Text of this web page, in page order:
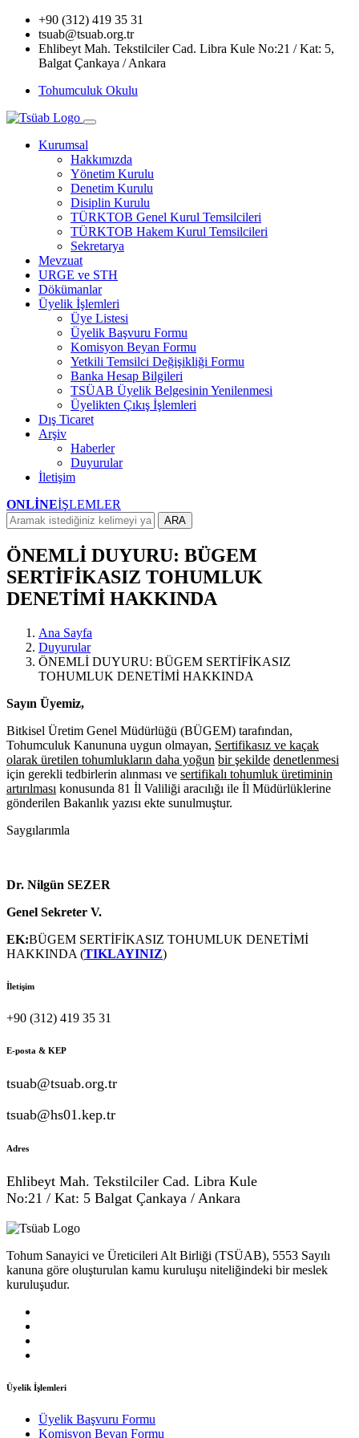
+90 (312) 419 35 31
tsuab@tsuab.org.tr
Ehlibeyt Mah. Tekstilciler Cad. Libra Kule No:21 / Kat: 5,
Balgat Çankaya / Ankara
Tohumculuk Okulu
Kurumsal
Hakkımızda
Yönetim Kurulu
Denetim Kurulu
Disiplin Kurulu
TÜRKTOB Genel Kurul Temsilcileri
TÜRKTOB Hakem Kurul Temsilcileri
Sekretarya
Mevzuat
URGE ve STH
Dökümanlar
Üyelik İşlemleri
Üye Listesi
Üyelik Başvuru Formu
Komisyon Beyan Formu
Yetkili Temsilci Değişikliği Formu
Banka Hesap Bilgileri
TSÜAB Üyelik Belgesinin Yenilenmesi
Üyelikten Çıkış İşlemleri
Dış Ticaret
Arşiv
Haberler
Duyurular
İletişim
ONLİNEİŞLEMLER
ARA
ÖNEMLİ DUYURU: BÜGEM
SERTİFİKASIZ TOHUMLUK
DENETİMİ HAKKINDA
Ana Sayfa
Duyurular
ÖNEMLİ DUYURU: BÜGEM SERTİFİKASIZ
TOHUMLUK DENETİMİ HAKKINDA
Sayın Üyemiz,
Bitkisel Üretim Genel Müdürlüğü (BÜGEM) tarafından,
Tohumculuk Kanununa uygun olmayan, Sertifikasız ve kaçak
olarak üretilen tohumlukların daha yoğun bir şekilde denetlenmesi
için gerekli tedbirlerin alınması ve sertifikalı tohumluk üretiminin
artırılması konusunda 81 İl Valiliği aracılığı ile İl Müdürlüklerine
gönderilen Bakanlık yazısı ekte sunulmuştur.
Saygılarımla
Dr. Nilgün SEZER
Genel Sekreter V.
EK:BÜGEM SERTİFİKASIZ TOHUMLUK DENETİMİ
HAKKINDA (TIKLAYINIZ)
İletişim
+90 (312) 419 35 31
E-posta & KEP
tsuab@tsuab.org.tr
tsuab@hs01.kep.tr
Adres
Ehlibeyt Mah. Tekstilciler Cad. Libra Kule
No:21 / Kat: 5 Balgat Çankaya / Ankara
Tohum Sanayici ve Üreticileri Alt Birliği (TSÜAB), 5553 Sayılı
kanuna göre oluşturulan kamu kuruluşu niteliğindeki bir meslek
kuruluşudur.
Üyelik İşlemleri
Üyelik Başvuru Formu
Komisyon Beyan Formu